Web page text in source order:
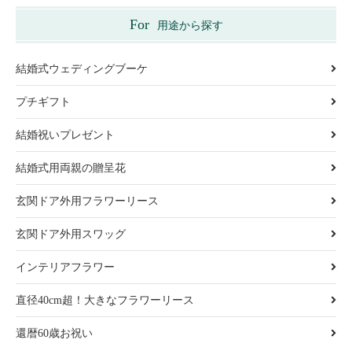
For 用途から探す
結婚式ウェディングブーケ
プチギフト
結婚祝いプレゼント
結婚式用両親の贈呈花
玄関ドア外用フラワーリース
玄関ドア外用スワッグ
インテリアフラワー
直径40cm超！大きなフラワーリース
還暦60歳お祝い